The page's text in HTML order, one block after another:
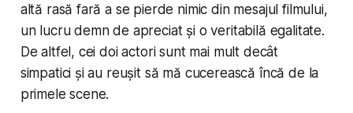
altă rasă fară a se pierde nimic din mesajul filmului,
un lucru demn de apreciat și o veritabilă egalitate.
De altfel, cei doi actori sunt mai mult decât
simpatici și au reușit să mă cucerească încă de la
primele scene.